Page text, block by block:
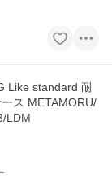
Like standard 耐
ス METAMORU/
LDM